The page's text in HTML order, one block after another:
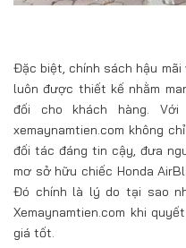
Đặc biệt, chính sách hậu mãi
luôn được thiết kế nhằm
đối cho khách hàng.
xemaynamtien.com không
đối tác đáng tin cậy, đưa
mơ sở hữu chiếc Honda
Đó chính là lý do tại sao
Xemaynamtien.com khi
giá tốt.